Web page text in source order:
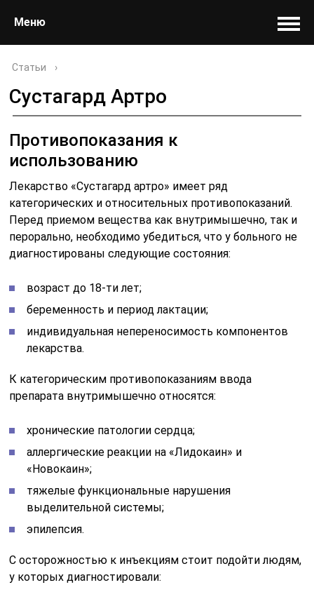
Меню
Статьи ›
Сустагард Артро
Противопоказания к
использованию
Лекарство «Сустагард артро» имеет ряд
категорических и относительных противопоказаний.
Перед приемом вещества как внутримышечно, так и
перорально, необходимо убедиться, что у больного не
диагностированы следующие состояния:
возраст до 18-ти лет;
беременность и период лактации;
индивидуальная непереносимость компонентов
лекарства.
К категорическим противопоказаниям ввода
препарата внутримышечно относятся:
хронические патологии сердца;
аллергические реакции на «Лидокаин» и
«Новокаин»;
тяжелые функциональные нарушения
выделительной системы;
эпилепсия.
С осторожностью к инъекциям стоит подойти людям,
у которых диагностировали: